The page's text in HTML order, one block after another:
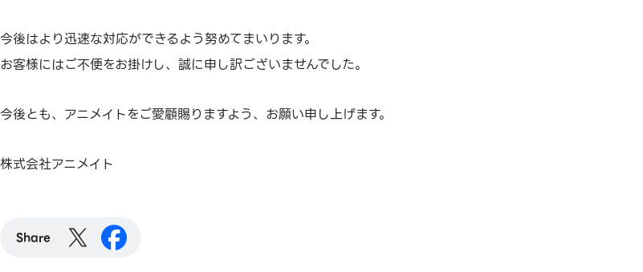
今後はより迅速な対応ができるよう努めてまいります。
お客様にはご不便をお掛けし、誠に申し訳ございませんでした。
今後とも、アニメイトをご愛顧賜りますよう、お願い申し上げます。
株式会社アニメイト
Share